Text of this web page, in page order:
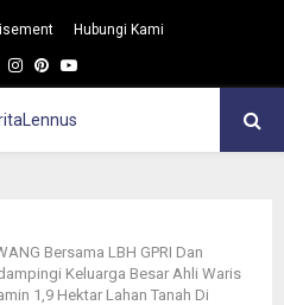
Hubungi Kami
Instagram
Pinterest
Youtube
Bersama LBH GPRI Dan
Keluarga Besar Ahli Waris
1,9 Hektar Lahan Tanah Di